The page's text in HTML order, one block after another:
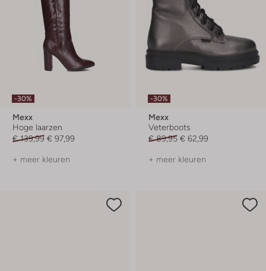
-30%
Mexx
Hoge laarzen
€ 139,99 € 97,99
+ meer kleuren
-30%
Mexx
Veterboots
€ 89,95 € 62,99
+ meer kleuren